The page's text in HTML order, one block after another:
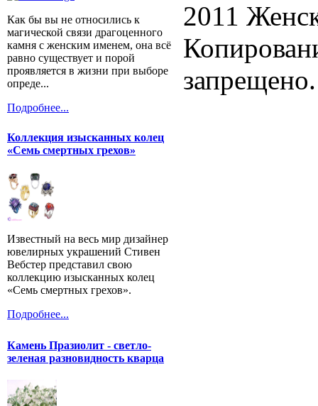
Как бы вы не относились к
магической связи драгоценного
камня с женским именем, она всё
равно существует и порой
проявляется в жизни при выборе
опреде...
Подробнее...
Коллекция изысканных колец
«Семь смертных грехов»
Известный на весь мир дизайнер
ювелирных украшений Стивен
Вебстер представил свою
коллекцию изысканных колец
«Семь смертных грехов».
Подробнее...
Камень Празиолит - светло-
зеленая разновидность кварца
2011
запрещено.